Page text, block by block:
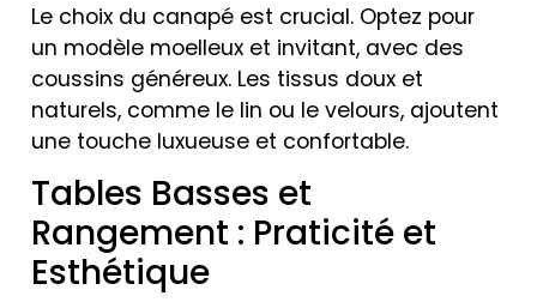
Le choix du canapé est crucial. Optez pour
un modèle moelleux et invitant, avec des
coussins généreux. Les tissus doux et
naturels, comme le lin ou le velours, ajoutent
une touche luxueuse et confortable.
Tables Basses et
Rangement : Praticité et
Esthétique